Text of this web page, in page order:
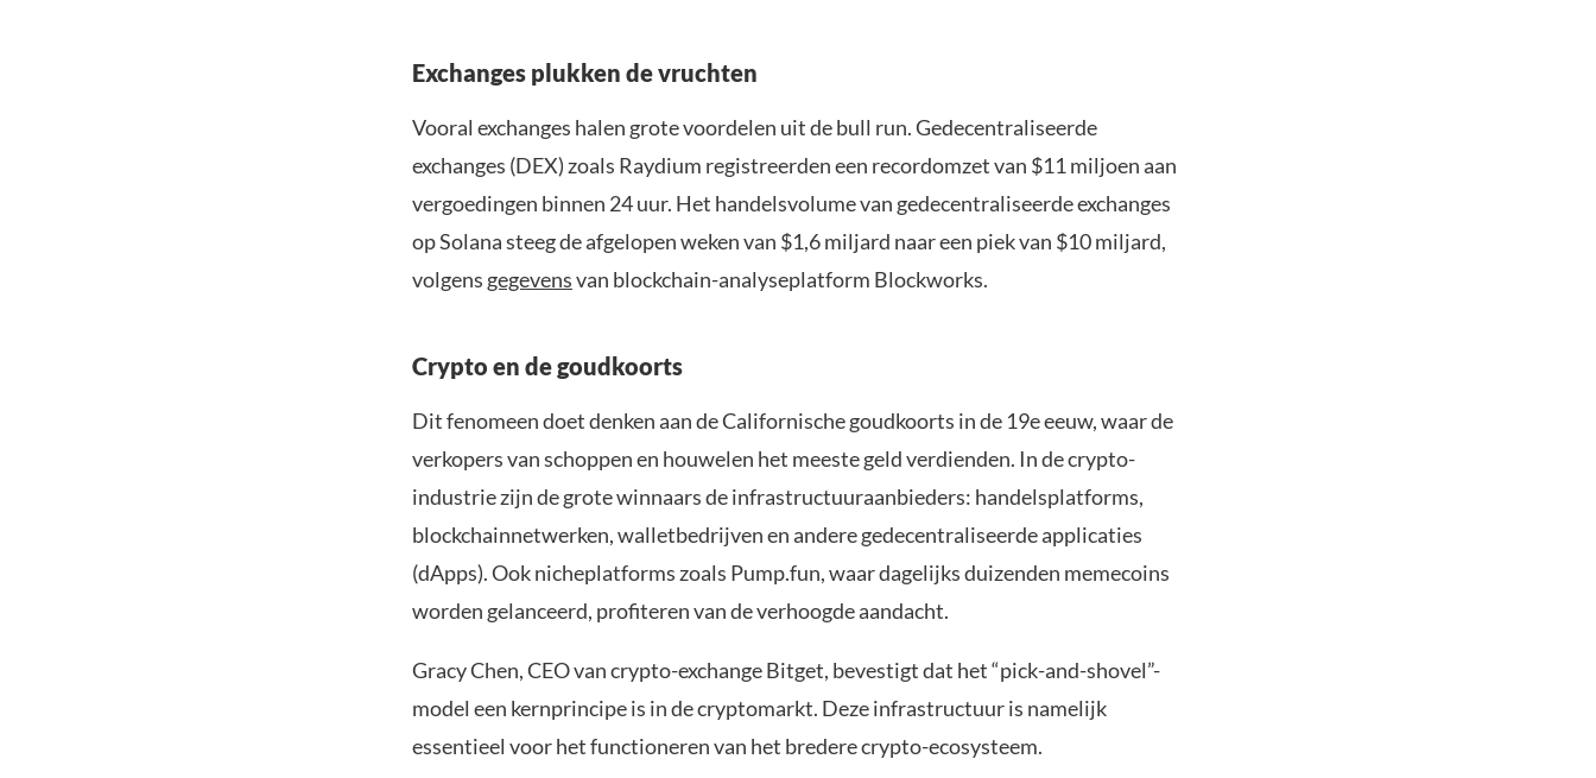
Exchanges plukken de vruchten
Vooral exchanges halen grote voordelen uit de bull run. Gedecentraliseerde
exchanges (DEX) zoals Raydium registreerden een recordomzet van $11 miljoen aan
vergoedingen binnen 24 uur. Het handelsvolume van gedecentraliseerde exchanges
op Solana steeg de afgelopen weken van $1,6 miljard naar een piek van $10 miljard,
volgens gegevensvan blockchain-analyseplatform Blockworks.
Crypto en de goudkoorts
Dit fenomeen doet denken aan de Californische goudkoorts in de 19e eeuw, waar de
verkopers van schoppen en houwelen het meeste geld verdienden. In de crypto-
industrie zijn de grote winnaars de infrastructuuraanbieders: handelsplatforms,
blockchainnetwerken, walletbedrijven en andere gedecentraliseerde applicaties
(dApps). Ook nicheplatforms zoals Pump.fun, waar dagelijks duizenden memecoins
worden gelanceerd, profiteren van de verhoogde aandacht.
Gracy Chen, CEO van crypto-exchange Bitget, bevestigt dat het “pick-and-shovel”-
model een kernprincipe is in de cryptomarkt. Deze infrastructuur is namelijk
essentieel voor het functioneren van het bredere crypto-ecosysteem.